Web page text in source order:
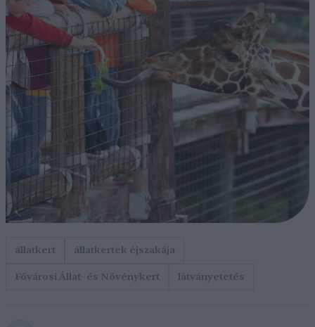
állatkert
állatkertek éjszakája
Fővárosi Állat- és Növénykert
látványetetés